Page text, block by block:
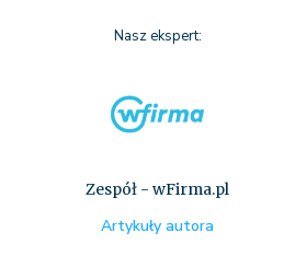
Nasz ekspert:
Zespół - wFirma.pl
Artykuły autora